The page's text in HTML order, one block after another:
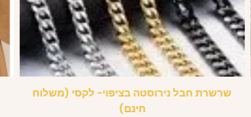
שרשרת חבל נירוסטה בציפוי- לקסי (משלוח
חינם)